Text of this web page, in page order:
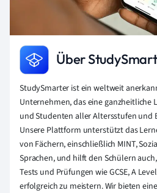
Über
StudySmarter ist ein weltweit
Unternehmen, das eine
und Studenten aller Altersstufen und
Unsere Plattform unterstützt das
von Fächern, einschließlich MINT,
Sprachen, und hilft den Schülern
Tests und Prüfungen wie GCSE, A
erfolgreich zu meistern. Wir bieten